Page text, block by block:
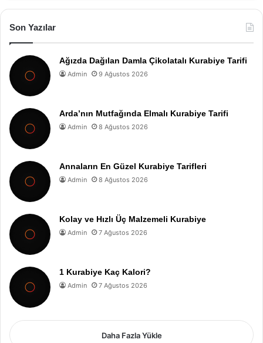
Son Yazılar
Ağızda Dağılan Damla Çikolatalı Kurabiye Tarifi
Admin 9 Ağustos 2026
Arda’nın Mutfağında Elmalı Kurabiye Tarifi
Admin 8 Ağustos 2026
Annaların En Güzel Kurabiye Tarifleri
Admin 8 Ağustos 2026
Kolay ve Hızlı Üç Malzemeli Kurabiye
Admin 7 Ağustos 2026
1 Kurabiye Kaç Kalori?
Admin 7 Ağustos 2026
Daha Fazla Yükle